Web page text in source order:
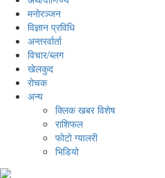
मनाेरञ्जन
विज्ञान प्रविधि
अन्तरर्वार्ता
विचार/ब्लग
खेलकुद
रोचक
अन्य
क्लिक खबर विशेष
राशिफल
फोटो ग्यालरी
भिडियो